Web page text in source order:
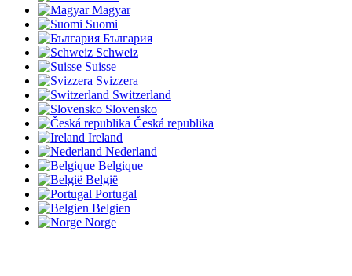
Magyar
Suomi
България
Schweiz
Suisse
Svizzera
Switzerland
Slovensko
Česká republika
Ireland
Nederland
Belgique
België
Portugal
Belgien
Norge